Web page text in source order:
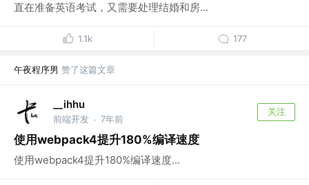
直在准备英语考试，又需要处理结婚和房...
1.1k 177
午夜程序男 赞了这篇文章
__ihhu
前端开发 · 7年前
关注
使用webpack4提升180%编译速度
使用webpack4提升180%编译速度...